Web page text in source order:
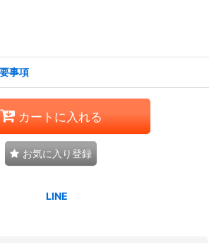
事項
カートに入れる
お気に入り登録